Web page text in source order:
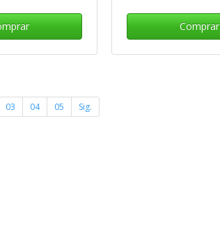
Comprar
03 04 05 Sig.